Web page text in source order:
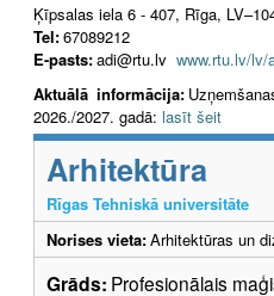
Ķīpsalas iela 6 - 407, Rīga,
Tel:67089212
E-pasts:adi@rtu.lv www.rtu.lv/lv/
Aktuālā informācija:
2026./2027. gadā: lasīt šeit
Arhitektūra
Rīgas Tehniskā universitāte
Norises vieta:Arhitektūras un
Grāds: Profesionālais